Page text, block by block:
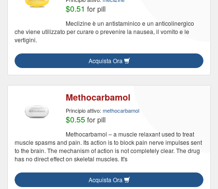
$0.51 for pill
Meclizine è un antistaminico e un anticolinergico
che viene utilizzato per curare o prevenire la nausea, il vomito e le
vertigini.
Acquista Ora
Methocarbamol
Principio attivo: methocarbamol
$0.55 for pill
Methocarbamol – a muscle relaxant used to treat
muscle spasms and pain. Its action is to block pain nerve impulses sent
to the brain. The mechanism of action is not completely clear. The drug
has no direct effect on skeletal muscles. It's
Acquista Ora